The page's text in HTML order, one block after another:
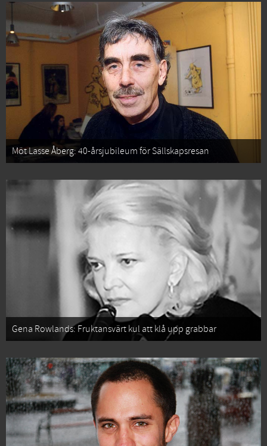
Möt Lasse Åberg: 40-årsjubileum för Sällskapsresan
Gena Rowlands: Fruktansvärt kul att klå upp grabbar